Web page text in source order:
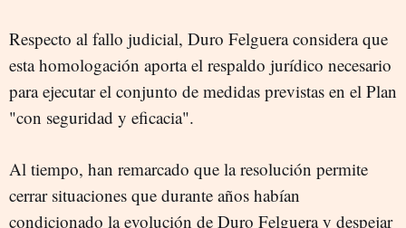
Respecto al fallo judicial, Duro Felguera considera que
esta homologación aporta el respaldo jurídico necesario
para ejecutar el conjunto de medidas previstas en el Plan
"con seguridad y eficacia".
Al tiempo, han remarcado que la resolución permite
cerrar situaciones que durante años habían
condicionado la evolución de Duro Felguera y despejar